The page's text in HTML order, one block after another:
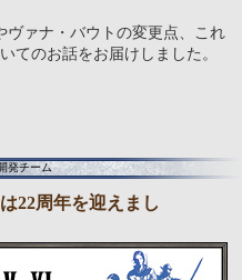
ヴァナ・バウトの変更点、これ
てのお話をお届けしました。
発チーム
22周年を迎えまし